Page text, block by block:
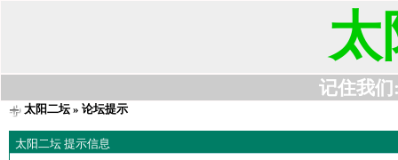
太
记住我们
太阳二坛» 论坛提示
太阳二坛 提示信息